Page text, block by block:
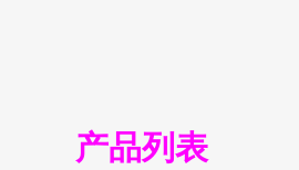
产品列表